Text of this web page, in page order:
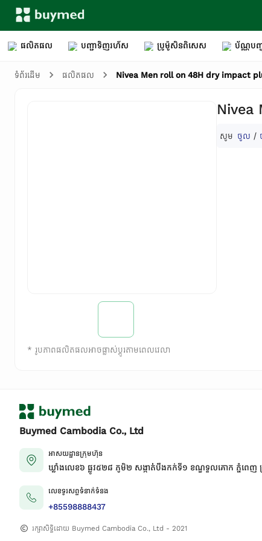
ផលិតផល បញ្ជាទិញរហ័ស ប្រូម៉ូសិនពិសេស ប័ណ្ណបញ្ចុ
ទំព័រដើម ផលិតផល Nivea Men roll on 48H dry impact
* រូបភាពផលិតផលអាចផ្លាស់ប្តូរតាមពេលវេលា
Nivea
សូម ចូល /
Buymed Cambodia Co., Ltd
អាសយដ្ឋានក្រុមហ៊ុន
ឃ្លាំងលេខ៦ ផ្លូវ៥២៨ ភូមិ២ សង្កាត់់បឹងកក់ទី១ ខណ្ឌទួលគោក ភ្នំពេញ ប្
លេខទូរសព្ទទំនាក់ទំនង
+85598888437
រក្សាសិទ្ធិដោយ Buymed Cambodia Co., Ltd - 2021